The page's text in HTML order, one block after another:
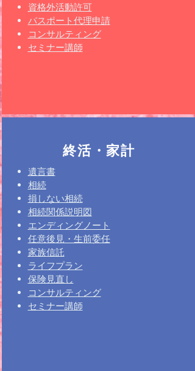
資格外活動許可
パスポート代理申請
コンサルティング
セミナー講師
終活・家計
遺言書
相続
損しない相続
相続関係説明図
エンディングノート
任意後見・生前委任
家族信託
ライフプラン
保険見直し
コンサルティング
セミナー講師